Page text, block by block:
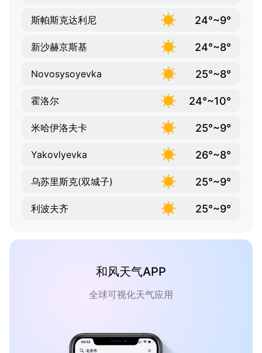
斯帕斯克达利尼 24°~9°
新沙赫京斯基 24°~8°
Novosysoyevka 25°~8°
霍洛尔 24°~10°
米哈伊洛夫卡 25°~9°
Yakovlyevka 26°~8°
乌苏里斯克(双城子) 25°~9°
利波夫齐 25°~9°
和风天气APP
全球可视化天气应用